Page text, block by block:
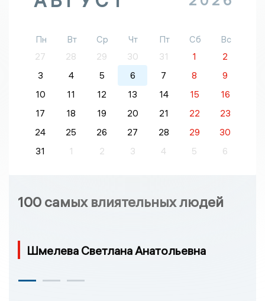
Пн Вт Ср Чт Пт Сб
Вс
27
28 29 30 31 1
2
3
4 5 6 7 8
9
10
11 12 13 14 15
16
17
18 19 20 21 22
23
24
25 26 27 28 29
30
31
1 2 3 4 5 6
100 самых влиятельных людей
Шмелева Светлана Анатольевна